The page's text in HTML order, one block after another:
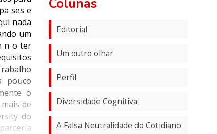
ses e
nada
um
n o ter
pouco
o
de
do
Colunas
Editorial
Um outro olhar
Perfil
Diversidade Cognitiva
A Falsa Neutralidade do Cotidiano